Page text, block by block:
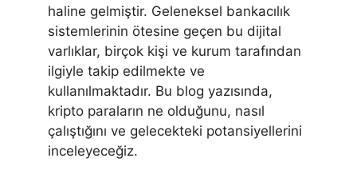
haline gelmiştir. Geleneksel bankacılık
sistemlerinin ötesine geçen bu dijital
varlıklar, birçok kişi ve kurum tarafından
ilgiyle takip edilmekte ve
kullanılmaktadır. Bu blog yazısında,
kripto paraların ne olduğunu, nasıl
çalıştığını ve gelecekteki potansiyellerini
inceleyeceğiz.